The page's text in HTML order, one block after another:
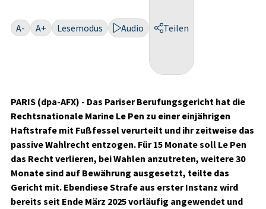
A- A+ Lesemodus Audio Teilen
PARIS (dpa-AFX) - Das Pariser Berufungsgericht hat die
Rechtsnationale Marine Le Pen zu einer einjährigen
Haftstrafe mit Fußfessel verurteilt und ihr zeitweise das
passive Wahlrecht entzogen. Für 15 Monate soll Le Pen
das Recht verlieren, bei Wahlen anzutreten, weitere 30
Monate sind auf Bewährung ausgesetzt, teilte das
Gericht mit. Ebendiese Strafe aus erster Instanz wird
bereits seit Ende März 2025 vorläufig angewendet und